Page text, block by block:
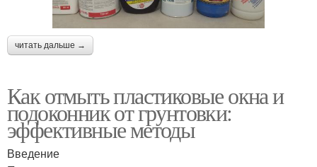
читать дальше →
Как отмыть пластиковые окна и
подоконник от грунтовки:
эффективные методы
Введение